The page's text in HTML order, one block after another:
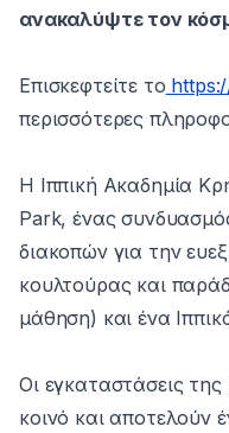
ανακαλύψτε τον
Επισκεφτείτε το
περισσότερες
Η Ιππική Ακαδημία
Park, ένας
διακοπών για την
κουλτούρας και
μάθηση) και ένα
Οι εγκαταστάσεις της
κοινό και